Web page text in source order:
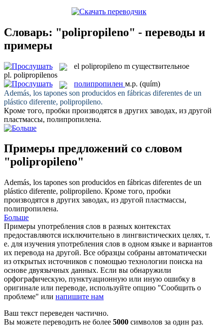
Словарь: "polipropileno" - переводы и
примеры
el polipropileno m существительное
pl. polipropilenos
полипропилен м.р. (quím)
Además, los tapones son producidos en fábricas diferentes de un
plástico diferente, polipropileno.
Кроме того, пробки производятся в других заводах, из другой
пластмассы, полипропилена.
Примеры предложений со словом
"polipropileno"
Además, los tapones son producidos en fábricas diferentes de un
plástico diferente, polipropileno. Кроме того, пробки
производятся в других заводах, из другой пластмассы,
полипропилена.
Больше
Примеры употребления слов в разных контекстах
предоставляются исключительно в лингвистических целях, т.
е. для изучения употребления слов в одном языке и вариантов
их перевода на другой. Все образцы собраны автоматически
из открытых источников с помощью технологии поиска на
основе двуязычных данных. Если вы обнаружили
орфографическую, пунктуационную или иную ошибку в
оригинале или переводе, используйте опцию "Сообщить о
проблеме" или напишите нам
Ваш текст переведен частично.
Вы можете переводить не более 5000 символов за один раз.